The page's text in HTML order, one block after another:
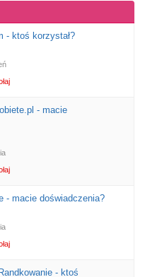
- ktoś korzystał?
- macie
- macie doświadczenia?
- ktoś